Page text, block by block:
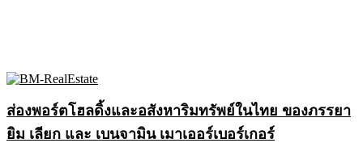
ส่องพอร์ตโฮลดิ้งและอสังหาริมทรัพย์ในไทย ของภรรยา
ยิม เลียก และ เบนจามิน เมาเออร์เบอร์เกอร์